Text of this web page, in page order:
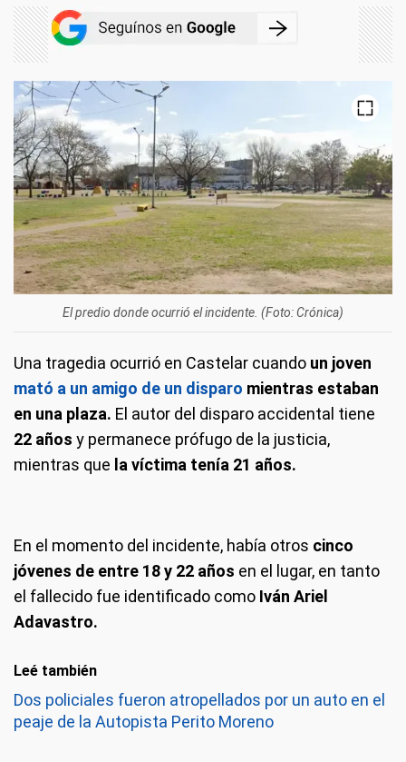
El predio donde ocurrió el incidente. (Foto: Crónica)
Una tragedia ocurrió en Castelar cuando un joven
mató a un amigo de un disparo mientras estaban
en una plaza. El autor del disparo accidental tiene
22 años y permanece prófugo de la justicia,
mientras que la víctima tenía 21 años.
En el momento del incidente, había otros cinco
jóvenes de entre 18 y 22 años en el lugar, en tanto
el fallecido fue identificado como Iván Ariel
Adavastro.
Leé también
Dos policiales fueron atropellados por un auto en el
peaje de la Autopista Perito Moreno